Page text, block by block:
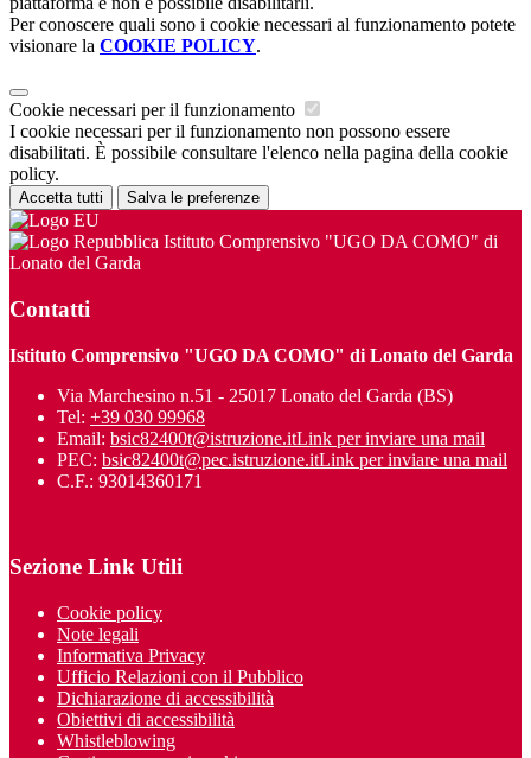
Per conoscere quali sono i cookie necessari al funzionamento potete
visionare la COOKIE POLICY.
Cookie necessari per il funzionamento
I cookie necessari per il funzionamento non possono essere
disabilitati. È possibile consultare l'elenco nella pagina della cookie
policy.
Accetta tutti Salva le preferenze
Istituto Comprensivo "UGO DA COMO" di
Lonato del Garda
Contatti
Istituto Comprensivo "UGO DA COMO" di Lonato del Garda
Via Marchesino n.51 - 25017 Lonato del Garda (BS)
Tel: +39 030 99968
Email: bsic82400t@istruzione.itLink per inviare una mail
PEC: bsic82400t@pec.istruzione.itLink per inviare una mail
C.F.: 93014360171
Sezione Link Utili
Cookie policy
Note legali
Informativa Privacy
Ufficio Relazioni con il Pubblico
Dichiarazione di accessibilità
Obiettivi di accessibilità
Whistleblowing